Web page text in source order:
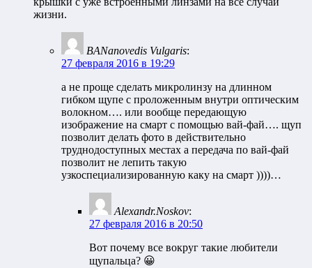
жизни.
BANanovedis Vulgaris:
27 февраля 2016 в 19:29
а не проще сделать микролинзу на длинном
гибком щупе с проложенным внутри оптическим
волокном…. или вообще передающую
изображение на смарт с помощью вай-фай…. щуп
позволит делать фото в действительно
труднодоступных местах а передача по вай-фай
позволит не лепить такую
узкоспециализированную каку на смарт ))))…
Alexandr.Noskov:
27 февраля 2016 в 20:50
Вот почему все вокруг такие любители
щупальца? 😀